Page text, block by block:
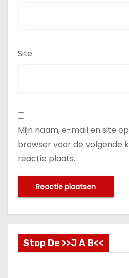
Site
Mijn naam, e-mail en site
browser voor de volgende
reactie plaats.
Stop De >>J A B<<